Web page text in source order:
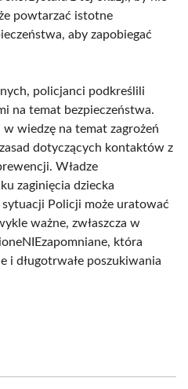
powtarzać istotne
aby zapobiegać
policjanci podkreślili
na temat bezpieczeństwa.
wiedzę na temat zagrożeń
dotyczących kontaktów z
Władze
zaginięcia dziecka
sytuacji Policji może uratować
ważne, zwłaszcza w
która
i długotrwałe poszukiwania